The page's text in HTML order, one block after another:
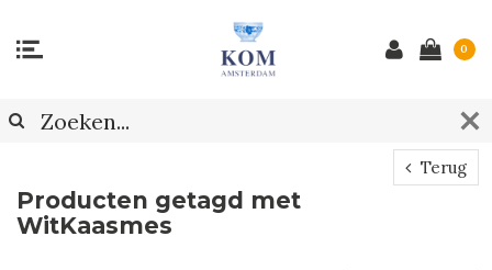
0
Terug
Producten getagd met
WitKaasmes